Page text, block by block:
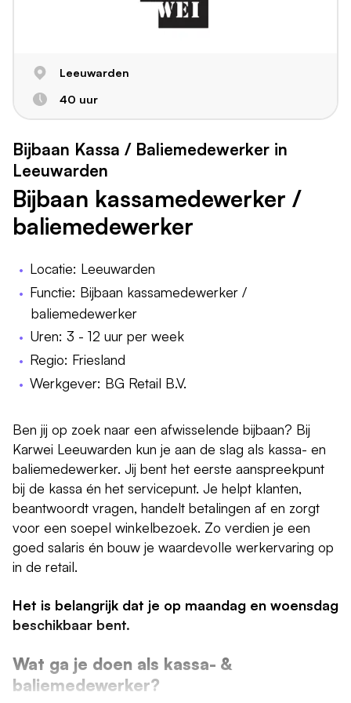
Leeuwarden
40 uur
Bijbaan Kassa / Baliemedewerker in
Leeuwarden
Bijbaan kassamedewerker /
baliemedewerker
Locatie: Leeuwarden
Functie: Bijbaan kassamedewerker /
baliemedewerker
Uren: 3 - 12 uur per week
Regio: Friesland
Werkgever: BG Retail B.V.
Ben jij op zoek naar een afwisselende bijbaan? Bij
Karwei Leeuwarden kun je aan de slag als kassa- en
baliemedewerker. Jij bent het eerste aanspreekpunt
bij de kassa én het servicepunt. Je helpt klanten,
beantwoordt vragen, handelt betalingen af en zorgt
voor een soepel winkelbezoek. Zo verdien je een
goed salaris én bouw je waardevolle werkervaring op
in de retail.
Het is belangrijk dat je op maandag en woensdag
beschikbaar bent.
Wat ga je doen als kassa- &
baliemedewerker?